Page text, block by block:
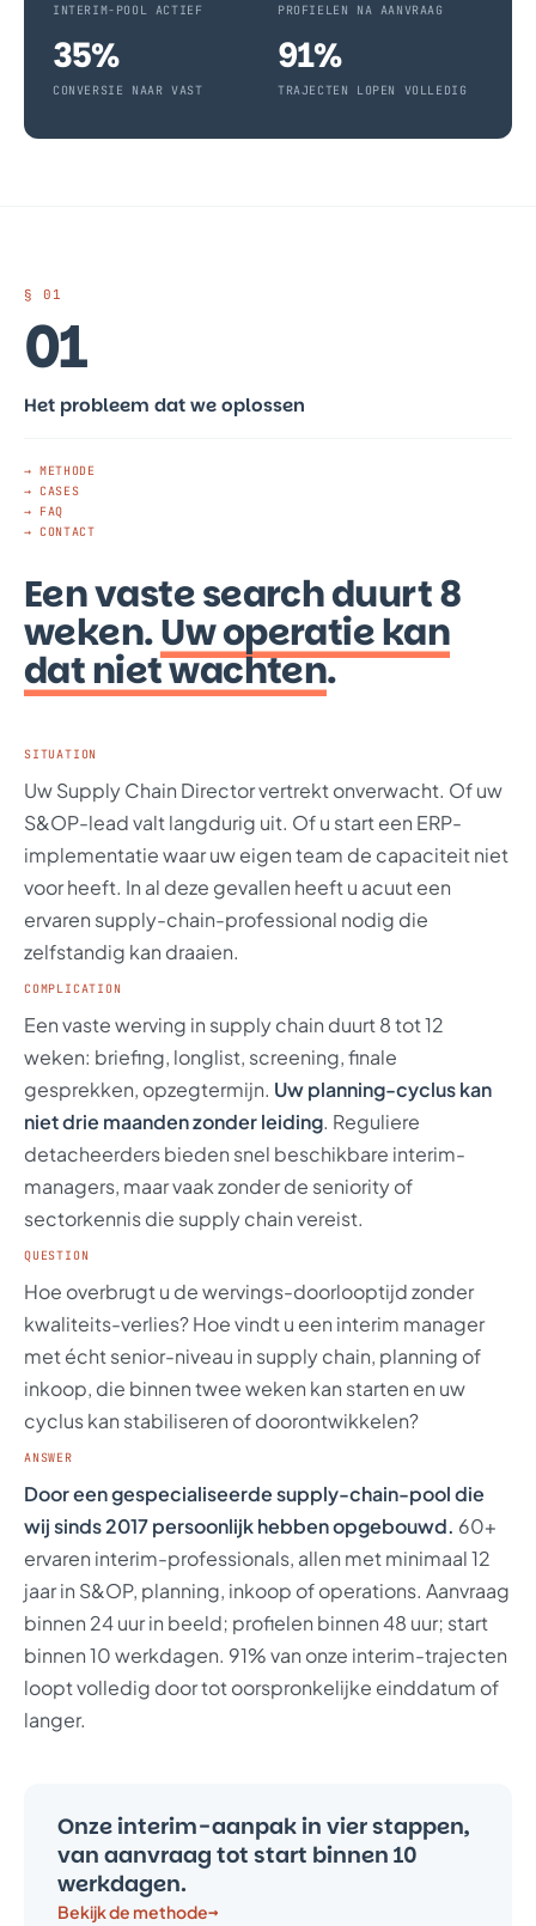
INTERIM-POOL ACTIEF PROFIELEN NA AANVRAAG
35%
CONVERSIE NAAR VAST
91%
TRAJECTEN LOPEN VOLLEDIG
§ 01
01
Het probleem dat we oplossen
→ METHODE
→ CASES
→ FAQ
→ CONTACT
Een vaste search duurt 8
weken.Uw operatie kan
dat niet wachten.
SITUATION
Uw Supply Chain Director vertrekt onverwacht. Of uw
S&OP-lead valt langdurig uit. Of u start een ERP-
implementatie waar uw eigen team de capaciteit niet
voor heeft. In al deze gevallen heeft u acuut een
ervaren supply-chain-professional nodig die
zelfstandig kan draaien.
COMPLICATION
Een vaste werving in supply chain duurt 8 tot 12
weken: briefing, longlist, screening, finale
gesprekken, opzegtermijn. Uw planning-cyclus kan
niet drie maanden zonder leiding. Reguliere
detacheerders bieden snel beschikbare interim-
managers, maar vaak zonder de seniority of
sectorkennis die supply chain vereist.
QUESTION
Hoe overbrugt u de wervings-doorlooptijd zonder
kwaliteits-verlies? Hoe vindt u een interim manager
met écht senior-niveau in supply chain, planning of
inkoop, die binnen twee weken kan starten en uw
cyclus kan stabiliseren of doorontwikkelen?
ANSWER
Door een gespecialiseerde supply-chain-pool die
wij sinds 2017 persoonlijk hebben opgebouwd. 60+
ervaren interim-professionals, allen met minimaal 12
jaar in S&OP, planning, inkoop of operations. Aanvraag
binnen 24 uur in beeld; profielen binnen 48 uur; start
binnen 10 werkdagen. 91% van onze interim-trajecten
loopt volledig door tot oorspronkelijke einddatum of
langer.
Onze interim-aanpak in vier stappen,
van aanvraag tot start binnen 10
werkdagen.
Bekijk de methode→